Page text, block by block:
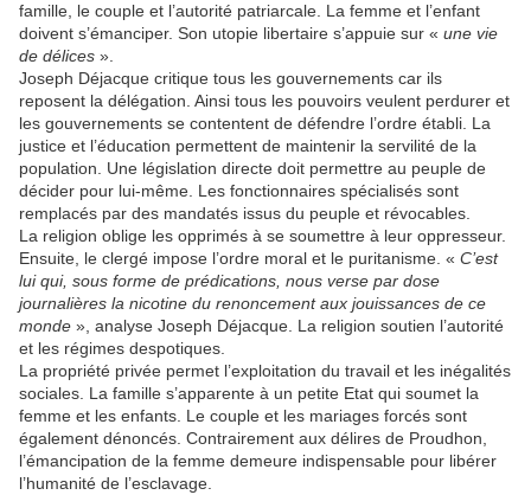
famille, le couple et l’autorité patriarcale. La femme et l’enfant
doivent s’émanciper. Son utopie libertaire s’appuie sur « une vie
de délices ».
Joseph Déjacque critique tous les gouvernements car ils
reposent la délégation. Ainsi tous les pouvoirs veulent perdurer et
les gouvernements se contentent de défendre l’ordre établi. La
justice et l’éducation permettent de maintenir la servilité de la
population. Une législation directe doit permettre au peuple de
décider pour lui-même. Les fonctionnaires spécialisés sont
remplacés par des mandatés issus du peuple et révocables.
La religion oblige les opprimés à se soumettre à leur oppresseur.
Ensuite, le clergé impose l’ordre moral et le puritanisme. « C’est
lui qui, sous forme de prédications, nous verse par dose
journalières la nicotine du renoncement aux jouissances de ce
monde », analyse Joseph Déjacque. La religion soutien l’autorité
et les régimes despotiques.
La propriété privée permet l’exploitation du travail et les inégalités
sociales. La famille s’apparente à un petite Etat qui soumet la
femme et les enfants. Le couple et les mariages forcés sont
également dénoncés. Contrairement aux délires de Proudhon,
l’émancipation de la femme demeure indispensable pour libérer
l’humanité de l’esclavage.